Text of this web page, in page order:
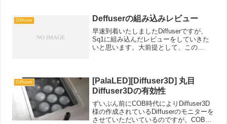
Diffuser Deffuserの組み込みレビュー
早速到着いたしましたDiffuserですが、
Sq1に組み込んだレビューをしていきた
いと思います。大前提として、この
ー...
Diffuser
[PalaLED][Diffuser3D] 丸目
Diffuser3Dの有効性
ずいぶん前にCOB時代によりDiffuser3D
様の作成されているDiffuserのモニターを
させていただいているのですが。COB時